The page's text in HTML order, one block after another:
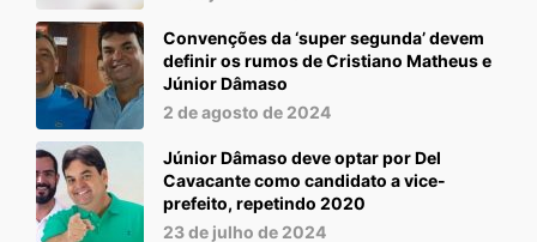
Convenções da ‘super segunda’ devem
definir os rumos de Cristiano Matheus e
Júnior Dâmaso
2 de agosto de 2024
Júnior Dâmaso deve optar por Del
Cavacante como candidato a vice-
prefeito, repetindo 2020
23 de julho de 2024